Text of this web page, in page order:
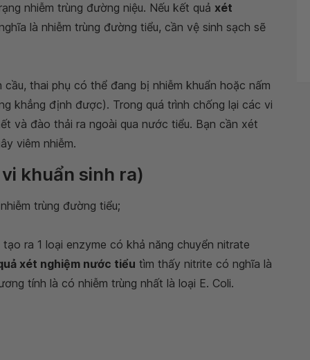
nhiễm trùng đường niệu. Nếu kết quả xét
là nhiễm trùng đường tiểu, cần vệ sinh sạch sẽ
thai phụ có thể đang bị nhiễm khuẩn hoặc nấm
khẳng định được). Trong quá trình chống lại các vi
và đào thải ra ngoài qua nước tiểu. Bạn cần xét
viêm nhiễm.
khuẩn sinh ra)
trùng đường tiểu;
ra 1 loại enzyme có khả năng chuyển nitrate
xét nghiệm nước tiểu tìm thấy nitrite có nghĩa là
tính là có nhiễm trùng nhất là loại E. Coli.